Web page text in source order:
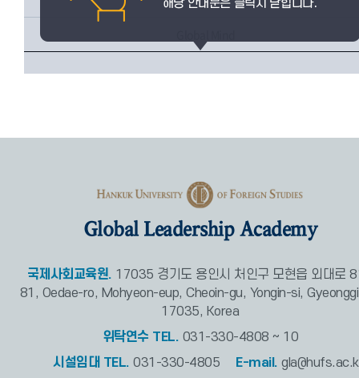
Global Leadership Academy
국제사회교육원. 17035 경기도 용인시 처인구 모현읍 외대로
81, Oedae-ro, Mohyeon-eup, Cheoin-gu, Yongin-si,
17035, Korea
위탁연수 TEL. 031-330-4808 ~ 10
시설임대 TEL. 031-330-4805 E-mail.